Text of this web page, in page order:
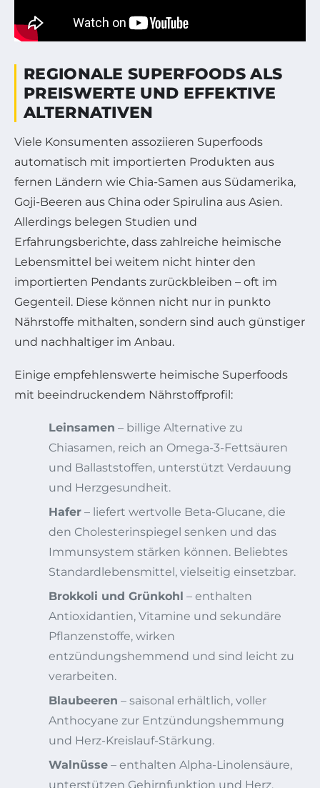
REGIONALE SUPERFOODS ALS
PREISWERTE UND EFFEKTIVE
ALTERNATIVEN
Viele Konsumenten assoziieren Superfoods
automatisch mit importierten Produkten aus
fernen Ländern wie Chia-Samen aus Südamerika,
Goji-Beeren aus China oder Spirulina aus Asien.
Allerdings belegen Studien und
Erfahrungsberichte, dass zahlreiche heimische
Lebensmittel bei weitem nicht hinter den
importierten Pendants zurückbleiben – oft im
Gegenteil. Diese können nicht nur in punkto
Nährstoffe mithalten, sondern sind auch günstiger
und nachhaltiger im Anbau.
Einige empfehlenswerte heimische Superfoods
mit beeindruckendem Nährstoffprofil:
Leinsamen – billige Alternative zu
Chiasamen, reich an Omega-3-Fettsäuren
und Ballaststoffen, unterstützt Verdauung
und Herzgesundheit.
Hafer – liefert wertvolle Beta-Glucane, die
den Cholesterinspiegel senken und das
Immunsystem stärken können. Beliebtes
Standardlebensmittel, vielseitig einsetzbar.
Brokkoli und Grünkohl – enthalten
Antioxidantien, Vitamine und sekundäre
Pflanzenstoffe, wirken
entzündungshemmend und sind leicht zu
verarbeiten.
Blaubeeren – saisonal erhältlich, voller
Anthocyane zur Entzündungshemmung
und Herz-Kreislauf-Stärkung.
Walnüsse – enthalten Alpha-Linolensäure,
unterstützen Gehirnfunktion und Herz.